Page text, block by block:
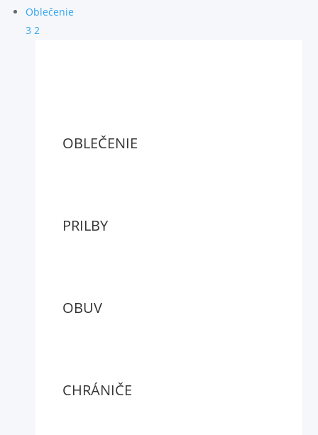
Oblečenie
3 2
OBLEČENIE
PRILBY
OBUV
CHRÁNIČE